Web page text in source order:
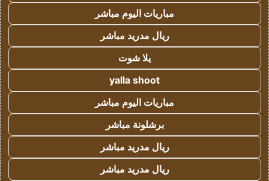
مباريات اليوم مباشر
ريال مدريد مباشر
يلا شوت
yalla shoot
مباريات اليوم مباشر
برشلونة مباشر
ريال مدريد مباشر
ريال مدريد مباشر